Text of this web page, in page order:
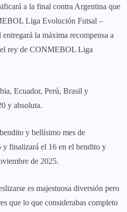
a la final contra Argentina que
Liga Evolución Futsal –
la máxima recompensa a
el rey de CONMEBOL Liga
Ecuador, Perú, Brasil y
y absoluta.
y bellísimo mes de
y finalizará el 16 en el bendito y
de 2025.
es majestuosa diversión pero
que lo que considerabas completo